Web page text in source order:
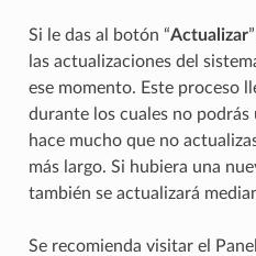
Si le das al botón “Actualizar
las actualizaciones del
ese momento. Este proceso
durante los cuales no
hace mucho que no
más largo. Si hubiera una
también se actualizará
Se recomienda visitar el